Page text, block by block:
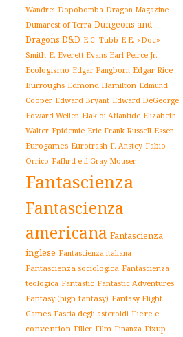
Wandrei Dopobomba Dragon Magazine
Dumarest of Terra Dungeons and
Dragons D&D E.C. Tubb E.E. «Doc»
Smith E. Everett Evans Earl Peirce Jr.
Ecologismo Edgar Pangborn Edgar Rice
Burroughs Edmond Hamilton Edmund
Cooper Edward Bryant Edward DeGeorge
Edward Wellen Elak di Atlantide Elizabeth
Walter Epidemie Eric Frank Russell Essen
Eurogames Eurotrash F. Anstey Fabio
Orrico Fafhrd e il Gray Mouser
Fantascienza
Fantascienza
americana Fantascienza
inglese Fantascienza italiana
Fantascienza sociologica Fantascienza
teologica Fantastic Fantastic Adventures
Fantasy (high fantasy) Fantasy Flight
Games Fascia degli asteroidi Fiere e
convention Filler Film Finanza Fixup